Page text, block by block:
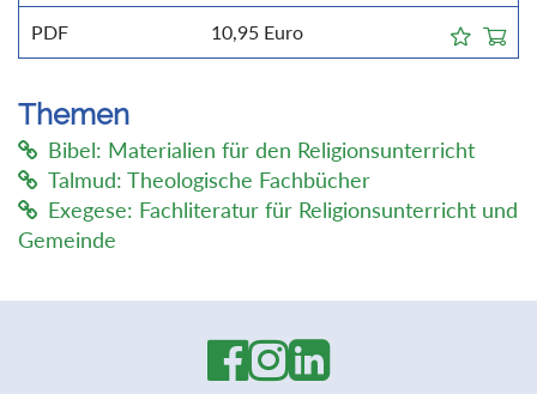
PDF 10,95 Euro
Themen
Bibel: Materialien für den Religionsunterricht
Talmud: Theologische Fachbücher
Exegese: Fachliteratur für Religionsunterricht und
Gemeinde